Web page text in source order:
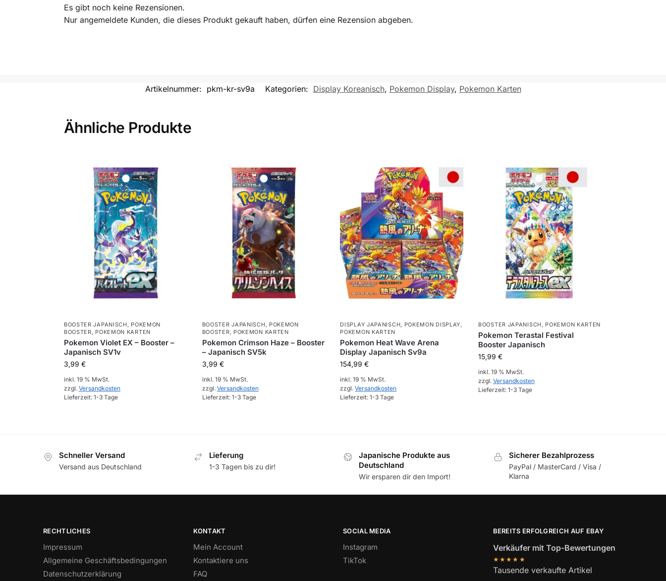
Es gibt noch keine Rezensionen.
Nur angemeldete Kunden, die dieses Produkt gekauft haben, dürfen eine Rezension abgeben.
Artikelnummer: pkm-kr-sv9a Kategorien: Display Koreanisch, Pokemon Display, Pokemon Karten
Ähnliche Produkte
BOOSTER JAPANISCH, POKEMON
BOOSTER, POKEMON KARTEN
Pokemon Violet EX – Booster –
Japanisch SV1v
3,99 €
inkl. 19 % MwSt.
zzgl. Versandkosten
Lieferzeit: 1-3 Tage
BOOSTER JAPANISCH, POKEMON
BOOSTER, POKEMON KARTEN
Pokemon Crimson Haze – Booster
– Japanisch SV5k
3,99 €
inkl. 19 % MwSt.
zzgl. Versandkosten
Lieferzeit: 1-3 Tage
DISPLAY JAPANISCH, POKEMON DISPLAY,
POKEMON KARTEN
Pokemon Heat Wave Arena
Display Japanisch Sv9a
154,99€
inkl. 19 % MwSt.
zzgl.Versandkosten
Lieferzeit:1-3 Tage
BOOSTER JAPANISCH, POKEMON KARTEN
Pokemon Terastal Festival
Booster Japanisch
15,99€
inkl. 19 % MwSt.
zzgl.Versandkosten
Lieferzeit:1-3 Tage
Schneller Versand
Versand aus Deutschland
Lieferung
1-3 Tagen bis zu dir!
Japanische Produkte aus
Deutschland
Wir ersparen dir den Import!
Sicherer Bezahlprozess
PayPal / MasterCard / Visa /
Klarna
RECHTLICHES
Impressum
Allgemeine Geschäftsbedingungen
Datenschutzerklärung
KONTAKT
Mein Account
Kontaktiere uns
FAQ
SOCIAL MEDIA
Instagram
TikTok
BEREITS ERFOLGREICH AUF EBAY
Verkäufer mit Top-Bewertungen
★★★★★
Tausende verkaufte Artikel